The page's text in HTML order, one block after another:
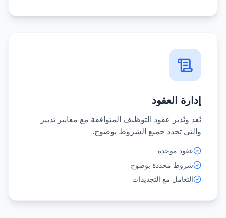
إدارة العقود
نُعد ونُدير عقود التوظيف المتوافقة مع معايير تدبير
والتي تحدد جميع الشروط بوضوح.
عقود موحدة
شروط محددة بوضوح
التعامل مع التجديدات